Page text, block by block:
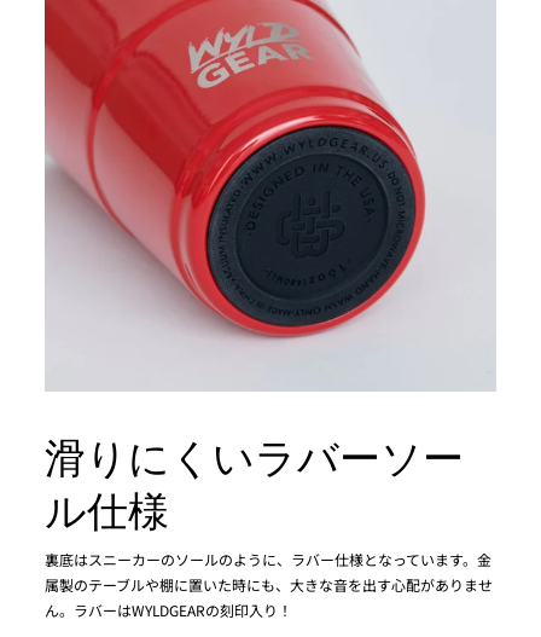
滑りにくいラバーソー
ル仕様
裏底はスニーカーのソールのように、ラバー仕様となっています。金
属製のテーブルや棚に置いた時にも、大きな音を出す心配がありませ
ん。ラバーはWYLDGEARの刻印入り！